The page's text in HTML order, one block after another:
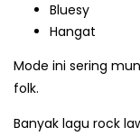
Bluesy
Hangat
Mode ini sering
folk.
Banyak lagu rock